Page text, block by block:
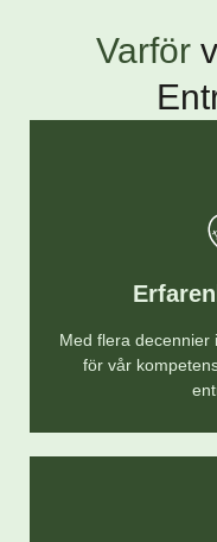
Varför
Med flera decennier
för vår